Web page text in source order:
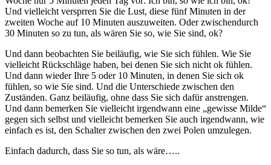
Und vielleicht versprren Sie die Lust, diese fünf Minuten in der
zweiten Woche auf 10 Minuten auszuweiten. Oder zwischendurch
30 Minuten so zu tun, als wären Sie so, wie Sie sind, ok?
Und dann beobachten Sie beiläufig, wie Sie sich fühlen. Wie Sie
vielleicht Rückschläge haben, bei denen Sie sich nicht ok fühlen.
Und dann wieder Ihre 5 oder 10 Minuten, in denen Sie sich ok
fühlen, so wie Sie sind. Und die Unterschiede zwischen den
Zuständen. Ganz beiläufig, ohne dass Sie sich dafür anstrengen.
Und dann bemerken Sie vielleicht irgendwann eine „gewisse Milde“
gegen sich selbst und vielleicht bemerken Sie auch irgendwann, wie
einfach es ist, den Schalter zwischen den zwei Polen umzulegen.
Einfach dadurch, dass Sie so tun, als wäre…..